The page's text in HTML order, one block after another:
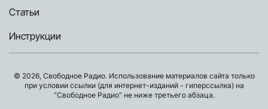
Статьи
Инструкции
© 2026, Свободное Радио. Использование материалов сайта только
при условии ссылки (для интернет-изданий - гиперссылка) на
“Свободное Радио” не ниже третьего абзаца.